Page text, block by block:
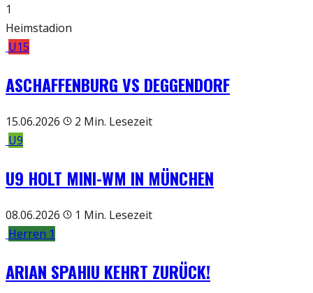
1
Heimstadion
U15
ASCHAFFENBURG VS DEGGENDORF
15.06.2026
2 Min. Lesezeit
U9
U9 HOLT MINI-WM IN MÜNCHEN
08.06.2026
1 Min. Lesezeit
Herren 1
ARIAN SPAHIU KEHRT ZURÜCK!